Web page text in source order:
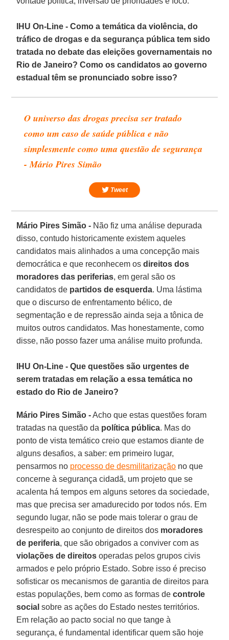
IHU On-Line - Como a temática da violência, do
tráfico de drogas e da segurança pública tem sido
tratada no debate das eleições governamentais no
Rio de Janeiro? Como os candidatos ao governo
estadual têm se pronunciado sobre isso?
O universo das drogas precisa ser tratado
como um caso de saúde pública e não
simplesmente como uma questão de segurança
- Mário Pires Simão
Tweet
Mário Pires Simão - Não fiz uma análise depurada
disso, contudo historicamente existem aqueles
candidatos mais alinhados a uma concepção mais
democrática e que reconhecem osdireitos dos
moradores das periferias, em geral são os
candidatos de partidos de esquerda. Uma lástima
que o discurso de enfrentamento bélico, de
segmentação e de repressão ainda seja a tônica de
muitos outros candidatos. Mas honestamente, como
disse, não posso fazer uma análise muito profunda.
IHU On-Line - Que questões são urgentes de
serem tratadas em relação a essa temática no
estado do Rio de Janeiro?
Mário Pires Simão -Acho que estas questões foram
tratadas na questão da política pública. Mas do
ponto de vista temático creio que estamos diante de
alguns desafios, a saber: em primeiro lugar,
pensarmos no processo de desmilitarização no que
concerne à segurança cidadã, um projeto que se
acalenta há tempos em alguns setores da sociedade,
mas que precisa ser amadurecido por todos nós. Em
segundo lugar, não se pode mais tolerar o grau de
desrespeito ao conjunto de direitos dos moradores
de periferia, que são obrigados a conviver com as
violações de direitos operadas pelos grupos civis
armados e pelo próprio Estado. Sobre isso é preciso
sofisticar os mecanismos de garantia de direitos para
estas populações, bem como as formas decontrole
social sobre as ações do Estado nestes territórios.
Em relação ao pacto social no que tange à
segurança, é fundamental identificar quem são hoje